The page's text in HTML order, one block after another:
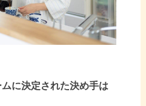
に決定された決め手は